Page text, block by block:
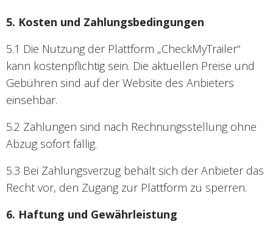
5. Kosten und Zahlungsbedingungen
5.1 Die Nutzung der Plattform „CheckMyTrailer“
kann kostenpflichtig sein. Die aktuellen Preise und
Gebühren sind auf der Website des Anbieters
einsehbar.
5.2 Zahlungen sind nach Rechnungsstellung ohne
Abzug sofort fällig.
5.3 Bei Zahlungsverzug behält sich der Anbieter das
Recht vor, den Zugang zur Plattform zu sperren.
6. Haftung und Gewährleistung